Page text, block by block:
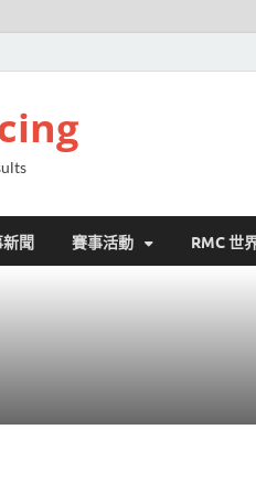
聞 賽事活動 RMC 世